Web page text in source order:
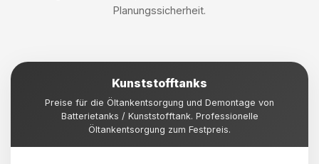
Planungssicherheit.
Kunststofftanks
Preise für die Öltankentsorgung und Demontage von
Batterietanks / Kunststofftank. Professionelle
Öltankentsorgung zum Festpreis.